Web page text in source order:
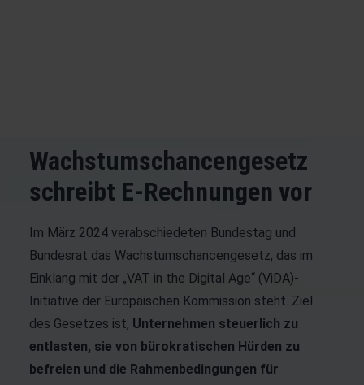
Wachstumschancengesetz
schreibt E-Rechnungen vor
Im März 2024 verabschiedeten Bundestag und
Bundesrat das Wachstumschancengesetz, das im
Einklang mit der „VAT in the Digital Age“ (ViDA)-
Initiative der Europäischen Kommission steht. Ziel
des Gesetzes ist, Unternehmen steuerlich zu
entlasten, sie von bürokratischen Hürden zu
befreien und die Rahmenbedingungen für